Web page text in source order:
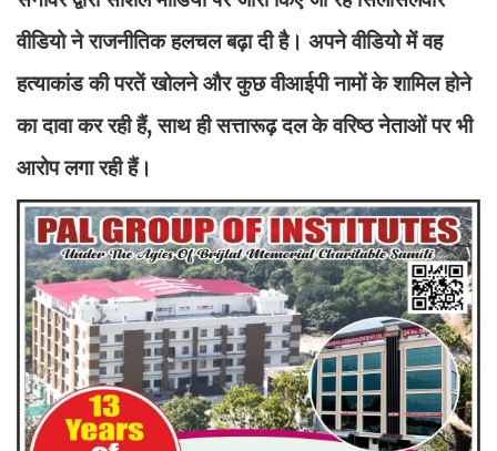
वीडियो ने राजनीतिक हलचल बढ़ा दी है। अपने वीडियो में वह
हत्याकांड की परतें खोलने और कुछ वीआईपी नामों के शामिल होने
का दावा कर रही हैं, साथ ही सत्तारूढ़ दल के वरिष्ठ नेताओं पर भी
आरोप लगा रही हैं।